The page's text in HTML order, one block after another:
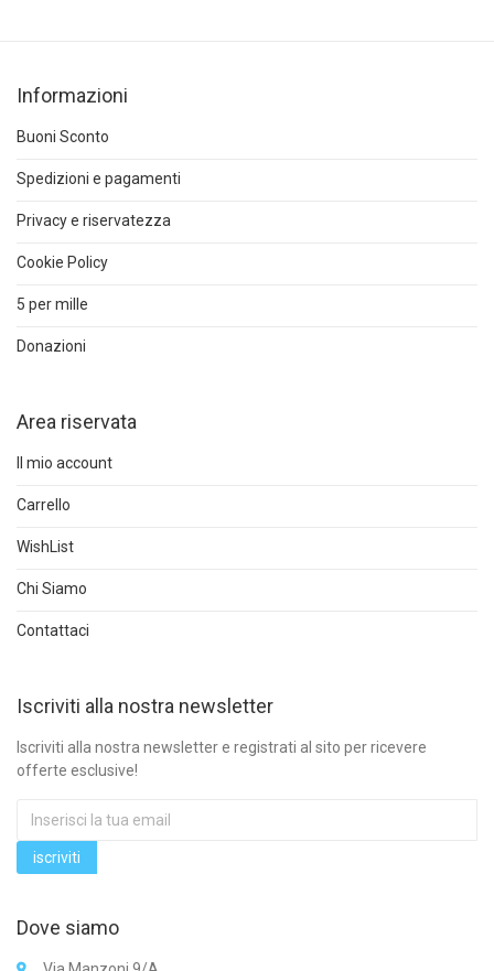
Informazioni
Buoni Sconto
Spedizioni e pagamenti
Privacy e riservatezza
Cookie Policy
5 per mille
Donazioni
Area riservata
Il mio account
Carrello
WishList
Chi Siamo
Contattaci
Iscriviti alla nostra newsletter
Iscriviti alla nostra newsletter e registrati al sito per ricevere
offerte esclusive!
Dove siamo